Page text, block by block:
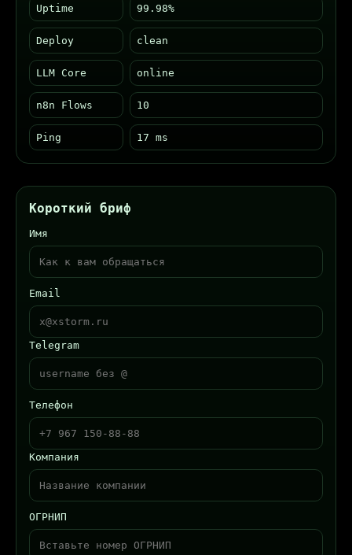
Uptime 99.98%
Deploy clean
LLM Core online
n8n Flows 12
Ping 20 ms
Короткий бриф
Имя
Email
Telegram
Телефон
Компания
ОГРНИП